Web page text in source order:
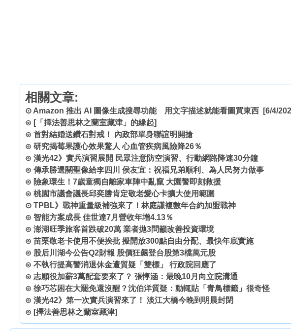
相關文章:
⊙ Amazon 推出 AI 圖像生成搜尋功能 用文字描述就能看圖買東西 [6/4/
⊙ [「擇法善思林之蘭室藏津」的緣起]
⊙ 首對結婚送鑽石對戒！ 內政部單身聯誼明開搶
⊙ 研究揭莓果護心效果驚人 心血管疾病風險降26％
⊙ 漢光42》實兵演習展開 民眾注意防空演習、行動網路降速30分鐘
⊙ 傳承勝選關聖像給李四川 侯友宜：祝福兄弟順利、為人民努力做事
⊙ 險象環生！7歲童獨自離家車陣中亂竄 大園警即刻救援
⊙ 桃園市議會議長邱奕勝肯定敬老愛心卡擴大使用範圍
⊙ TPBL》戰神重量級補強來了！林庭謙複數年合約加盟戰神
⊙ 智能方案成長 佳世達7月營收年增4.13％
⊙ 澎湖旺季旅客首跌破20萬 業者拋3問籲改善投資環境
⊙ 苗栗敬老卡使用不便挨批 擬開放300點自由分配、最快年底實施
⊙ 股后川湖今公告Q2財報 股價狂飆登台股第3檔萬元股
⊙ 不執行提高警消退休金遭質疑「雙標」 行政院回應了
⊙ 志願役加薪3萬配套要來了？ 張惇涵：最晚10月向立院溝通
⊙ 徐巧芯困在大罷免還沒醒？沈伯洋質疑：動輒貼「青鳥標籤」很奇怪
⊙ 漢光42》第一次實兵演習來了！ 淡江大橋今晚到明晨封閉
⊙ [擇法善思林之蘭室藏津]